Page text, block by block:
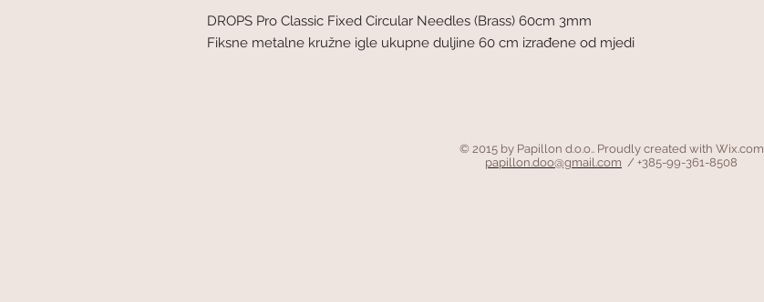
DROPS Pro Classic Fixed Circular Needles (Brass) 60cm 3mm
Fiksne metalne kružne igle ukupne duljine 60 cm izrađene od mjedi
© 2015 by Papillon d.o.o.. Proudly created with Wix.com
papillon.doo@gmail.com / +385-99-361-8508